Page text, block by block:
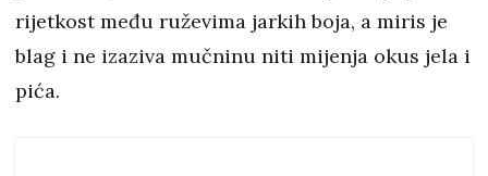
rijetkost među ruževima jarkih boja, a miris je
blag i ne izaziva mučninu niti mijenja okus jela i
pića.